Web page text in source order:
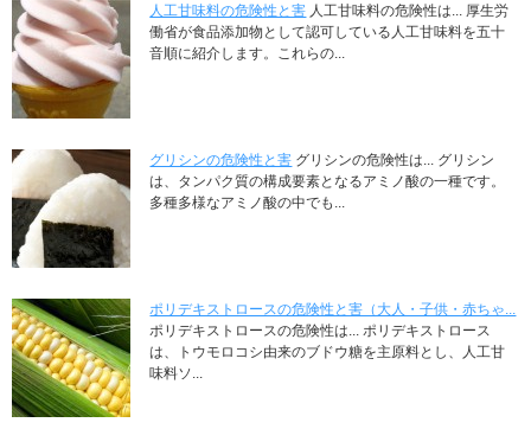
人工甘味料の危険性と害 人工甘味料の危険性は... 厚生労
働省が食品添加物として認可している人工甘味料を五十
音順に紹介します。これらの...
グリシンの危険性と害 グリシンの危険性は... グリシン
は、タンパク質の構成要素となるアミノ酸の一種です。
多種多様なアミノ酸の中でも...
ポリデキストロースの危険性と害（大人・子供・赤ちゃ...
ポリデキストロースの危険性は... ポリデキストロース
は、トウモロコシ由来のブドウ糖を主原料とし、人工甘
味料ソ...